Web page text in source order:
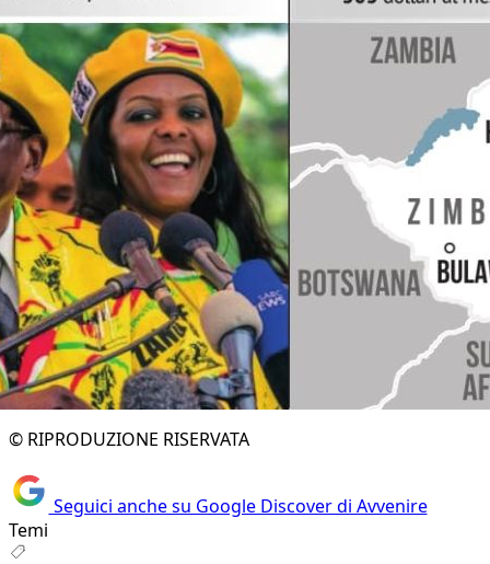
© RIPRODUZIONE RISERVATA
Seguici anche su Google Discover di Avvenire
Temi